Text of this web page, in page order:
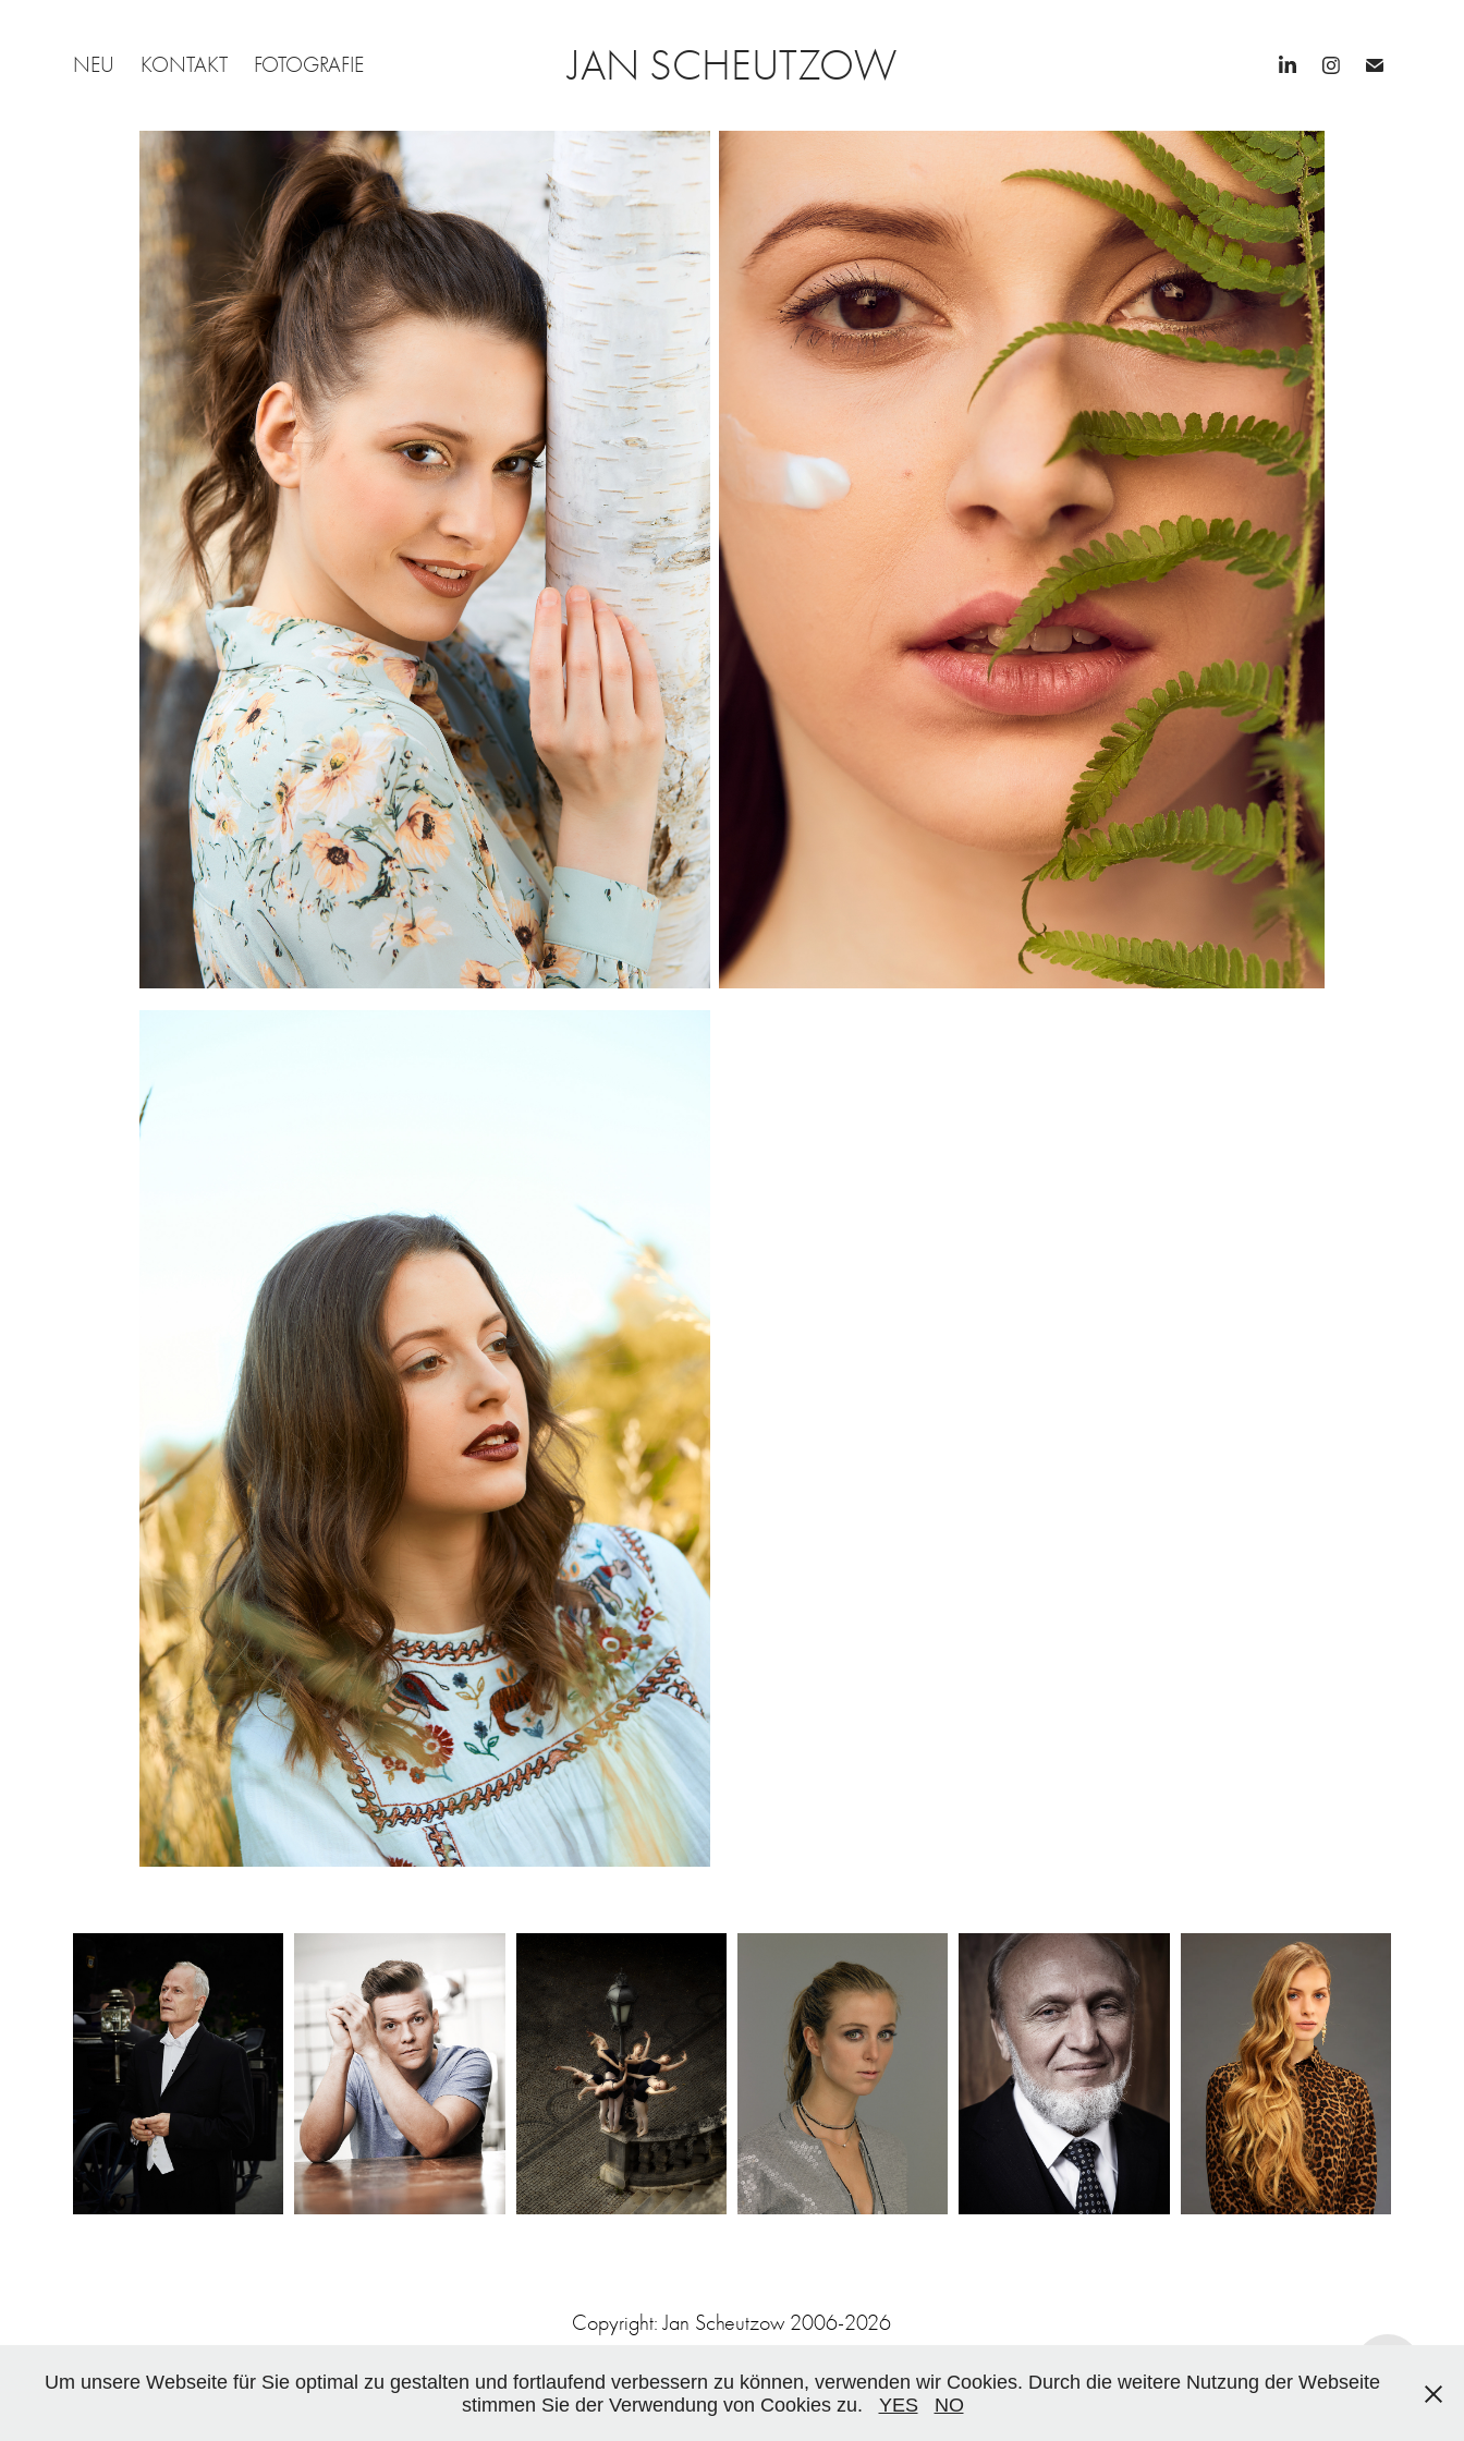
NEU KONTAKT FOTOGRAFIE JAN SCHEUTZOW
MARBACH II TYLER WARD
MÜNCHNER
BALLETTSCHULE I
NINA EICHINGER
HANS-WERNER SINN -
IFO
ROSA
Copyright: Jan Scheutzow 2006-2026
Um unsere Webseite für Sie optimal zu gestalten und fortlaufend verbessern zu können, verwenden wir Cookies. Durch die weitere Nutzung der Webseite
stimmen Sie der Verwendung von Cookies zu.
YES NO